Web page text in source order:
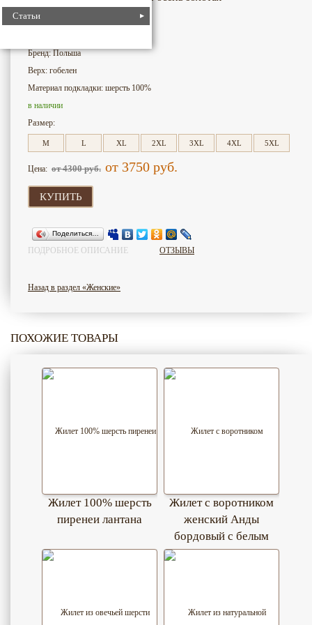
Статьи
Бренд: Польша
Верх: гобелен
Материал подкладки: шерсть 100%
в наличии
Размер:
M L XL 2XL 3XL 4XL 5XL
Цена: от 4300руб. от 3750 руб.
КУПИТЬ
Поделиться…
ПОДРОБНОЕ ОПИСАНИЕ ОТЗЫВЫ
Назад в раздел «Женские»
ПОХОЖИЕ ТОВАРЫ
Жилет 100% шерсть
пиренеи лантана
Жилет с воротником
женский Анды
бордовый с белым